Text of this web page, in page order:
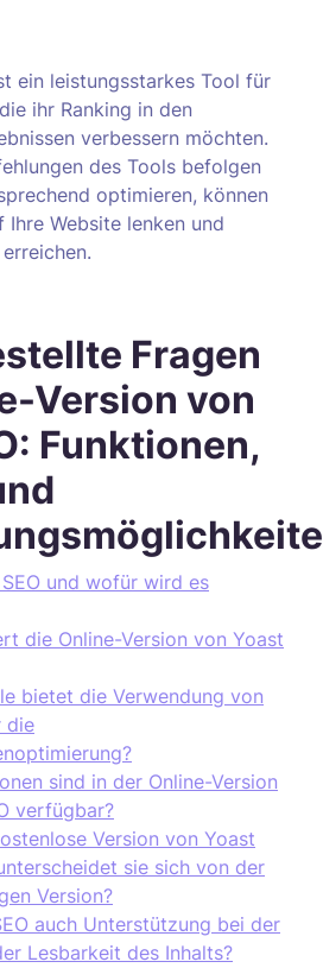
ein leistungsstarkes Tool für
ihr Ranking in den
verbessern möchten.
des Tools befolgen
optimieren, können
Ihre Website lenken und
Fragen
Version von
Funktionen,
und wofür wird es
die Online-Version von Yoast
bietet die Verwendung von
die
sind in der Online-Version
verfügbar?
Version von Yoast
sie sich von der
Version?
auch Unterstützung bei der
Lesbarkeit des Inhalts?